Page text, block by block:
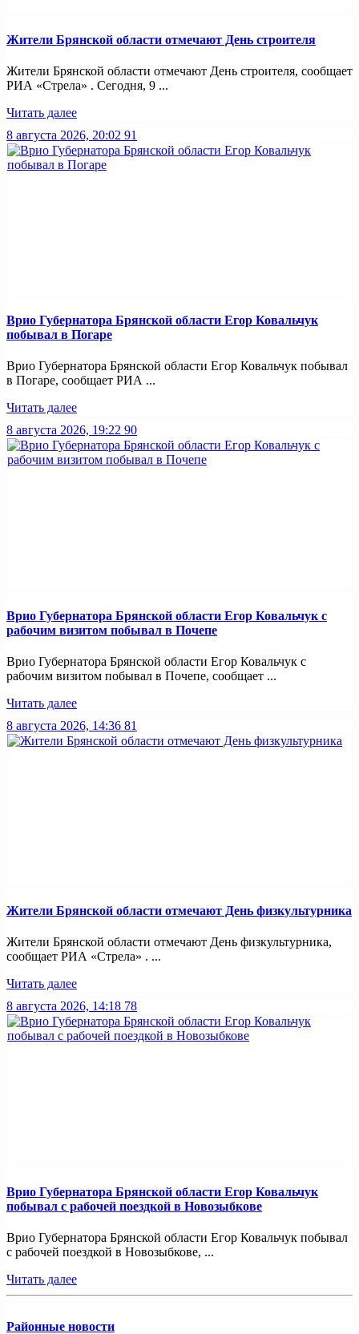
Жители Брянской области отмечают День строителя
Жители Брянской области отмечают День строителя, сообщает
РИА «Стрела» . Сегодня, 9 ...
Читать далее
8 августа 2026, 20:02 91
Врио Губернатора Брянской области Егор Ковальчук
побывал в Погаре
Врио Губернатора Брянской области Егор Ковальчук побывал
в Погаре, сообщает РИА ...
Читать далее
8 августа 2026, 19:22 90
Врио Губернатора Брянской области Егор Ковальчук с
рабочим визитом побывал в Почепе
Врио Губернатора Брянской области Егор Ковальчук с
рабочим визитом побывал в Почепе, сообщает ...
Читать далее
8 августа 2026, 14:36 81
Жители Брянской области отмечают День физкультурника
Жители Брянской области отмечают День физкультурника,
сообщает РИА «Стрела» . ...
Читать далее
8 августа 2026, 14:18 78
Врио Губернатора Брянской области Егор Ковальчук
побывал с рабочей поездкой в Новозыбкове
Врио Губернатора Брянской области Егор Ковальчук побывал
с рабочей поездкой в Новозыбкове, ...
Читать далее
Районные новости